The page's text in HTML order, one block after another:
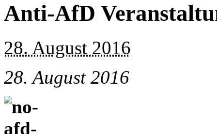
Anti-AfD
28. August 2016
28. August 2016